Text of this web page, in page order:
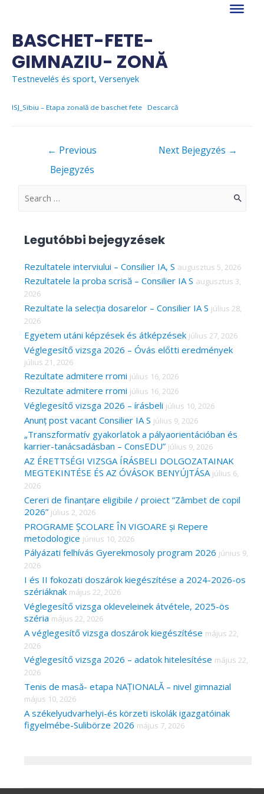
content
BASCHET-FETE-
GIMNAZIU- ZONĂ
Testnevelés és sport, Versenyek
ISJ_Sibiu – Etapa zonală de baschet fete Descarcă
← Previous
Bejegyzés
Next Bejegyzés →
S
c
h
f
o
r
:
Legutóbbi bejegyzések
Rezultatele interviului – Consilier IA, S augusztus 5, 2026
Rezultatele la proba scrisă – Consilier IA S augusztus 3,
2026
Rezultate la selecția dosarelor – Consilier IA S július 28,
2026
Egyetem utáni képzések és átképzések július 27, 2026
Véglegesítő vizsga 2026 – Óvás előtti eredmények
július 21, 2026
Rezultate admitere rromi július 16, 2026
Rezultate admitere rromi július 16, 2026
Véglegesítő vizsga 2026 – írásbeli július 10, 2026
Anunț post vacant Consilier IA S július 9, 2026
„Transzformatív gyakorlatok a pályaorientációban és
karrier-tanácsadásban – ConsEDU” július 9, 2026
AZ ÉRETTSÉGI VIZSGA ÍRÁSBELI DOLGOZATAINAK
MEGTEKINTÉSE ÉS AZ ÓVÁSOK BENYÚJTÁSA július 6,
2026
Cereri de finanțare eligibile / proiect ”Zâmbet de copil
2026” július 2, 2026
PROGRAME ȘCOLARE ÎN VIGOARE și Repere
metodologice június 10, 2026
Pályázati felhívás Gyerekmosoly program 2026 június 9,
2026
I és II fokozati doszárok kiegészítése a 2024-2026-os
szériáknak május 22, 2026
Véglegesítő vizsga okleveleinek átvétele, 2025-ös
széria május 22, 2026
A véglegesítő vizsga doszárok kiegészítése május 22,
2026
Véglegesítő vizsga 2026 – adatok hitelesítése május 22,
2026
Tenis de masă- etapa NAȚIONALĂ – nivel gimnazial
május 10, 2026
A székelyudvarhelyi-és körzeti iskolák igazgatóinak
figyelmébe-Sulibörze 2026 május 7, 2026